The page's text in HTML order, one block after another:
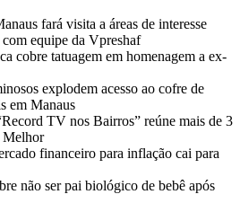
fará visita a áreas de interesse
equipe da Vpreshaf
cobre tatuagem em homenagem a ex-
explodem acesso ao cofre de
em Manaus
TV nos Bairros” reúne mais de 3
Melhor
financeiro para inflação cai para
não ser pai biológico de bebê após